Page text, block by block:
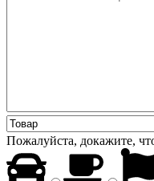
Пожалуйста, докажите,